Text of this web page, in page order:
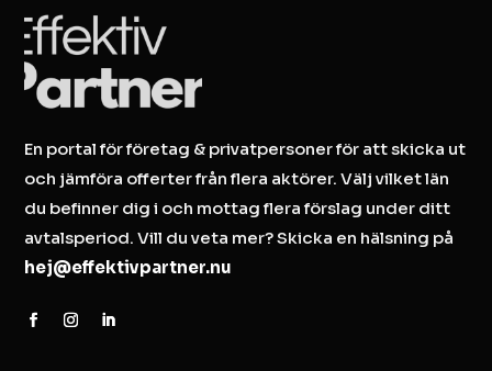
En portal för företag & privatpersoner för att skicka ut
och jämföra offerter från flera aktörer. Välj vilket län
du befinner dig i och mottag flera förslag under ditt
avtalsperiod. Vill du veta mer? Skicka en hälsning på
hej@effektivpartner.nu